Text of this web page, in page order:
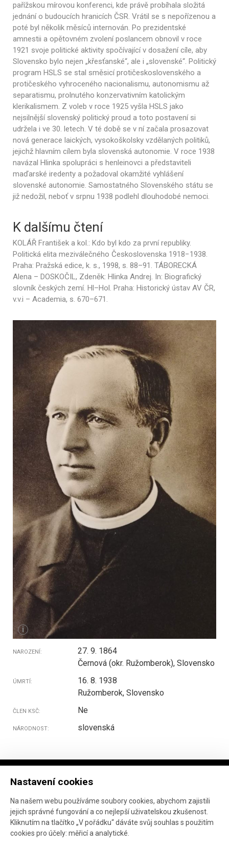
Nastavení cookies
Na našem webu používáme soubory cookies, abychom zajistili
jejich správné fungování a co nejlepší uživatelskou zkušenost.
Kliknutím na tlačítko „V pořádku“ dáváte svůj souhlas s použitím
cookies pro účely: měřicí a analytické
pařížskou mírovou konferenci, kde právě probíhala složitá
jednání o budoucích hranicích ČSR. Vrátil se s nepořízenou a
poté byl několik měsíců internován. Po prezidentské
amnestii a opětovném zvolení poslancem obnovil v roce
1921 svoje politické aktivity spočívající v dosažení cíle, aby
Slovensko bylo nejen „křesťanské“, ale i „slovenské“. Politický
program HSLS se stal směsicí protičeskoslovenského a
protičeského vyhroceného nacionalismu, autonomismu až
separatismu, prolnutého konzervativním katolickým
klerikalismem. Z voleb v roce 1925 vyšla HSLS jako
nejsilnější slovenský politický proud a toto postavení si
udržela i ve 30. letech. V té době se v ní začala prosazovat
nová generace laických, vysokoškolsky vzdělaných politiků,
jejichž hlavním cílem byla slovenská autonomie. V roce 1938
navázal Hlinka spolupráci s henleinovci a představiteli
maďarské iredenty a požadoval okamžité vyhlášení
slovenské autonomie. Samostatného Slovenského státu se
již nedožil, neboť v srpnu 1938 podlehl dlouhodobé nemoci.
K dalšímu čtení
KOLÁŘ František a kol.: Kdo byl kdo za první republiky.
Politická elita meziválečného Československa 1918−1938.
Praha: Pražská edice, k. s., 1998, s. 88–91. TÁBORECKÁ
Alena – DOSKOČIL, Zdeněk: Hlinka Andrej. In: Biografický
slovník českých zemí. Hl–Hol. Praha: Historický ústav AV ČR,
v.v.i – Academia, s. 670–671.
i
NAROZENÍ:
27. 9. 1864
Černová (okr. Ružomberok), Slovensko
ÚMRTÍ:
16. 8. 1938
Ružomberok, Slovensko
ČLEN KSČ: Ne
NÁRODNOST: slovenská
Projekt ve spolupráci Národního archivu
, Marka
Janáčea Ústavu pro studium totalitních režimů